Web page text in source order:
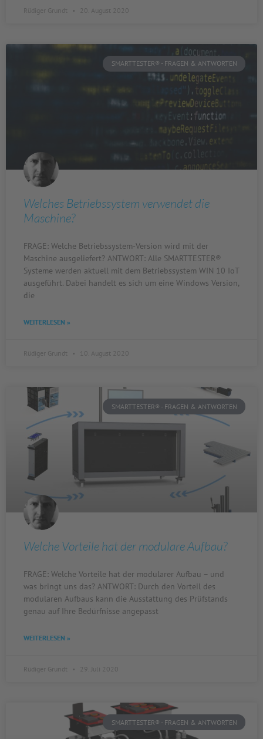
Rüdiger Grundt 20. August 2020
SMARTTESTER® - FRAGEN & ANTWORTEN
Welches Betriebssystem verwendet die
Maschine?
FRAGE: Welche Betriebssystem-Version wird mit der
Maschine ausgeliefert? ANTWORT: Alle SMARTTESTER®
Systeme werden aktuell mit dem Betriebssystem WIN 10 IoT
ausgeführt. Dabei handelt es sich um eine Windows Version,
die
WEITERLESEN »
Rüdiger Grundt 10. August 2020
SMARTTESTER® - FRAGEN & ANTWORTEN
Welche Vorteile hat der modulare Aufbau?
FRAGE: Welche Vorteile hat der modularer Aufbau – und
was bringt uns das? ANTWORT: Durch den Vorteil des
modularen Aufbaus kann die Ausstattung des Prüfstands
genau auf Ihre Bedürfnisse angepasst
WEITERLESEN »
Rüdiger Grundt 29. Juli 2020
SMARTTESTER® - FRAGEN & ANTWORTEN